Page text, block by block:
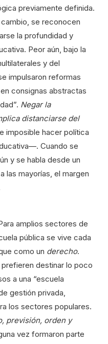
previamente definida.
se reconocen
la profundidad y
Peor aún, bajo la
y del
impulsaron reformas
consignas abstractas
Negar la
distanciarse del
imposible hacer política
Cuando se
y se habla desde un
las mayorías, el margen
amplios sectores de
pública se vive cada
como un derecho.
destinar lo poco
a una “escuela
gestión privada,
los sectores populares.
previsión, orden y
vez formaron parte